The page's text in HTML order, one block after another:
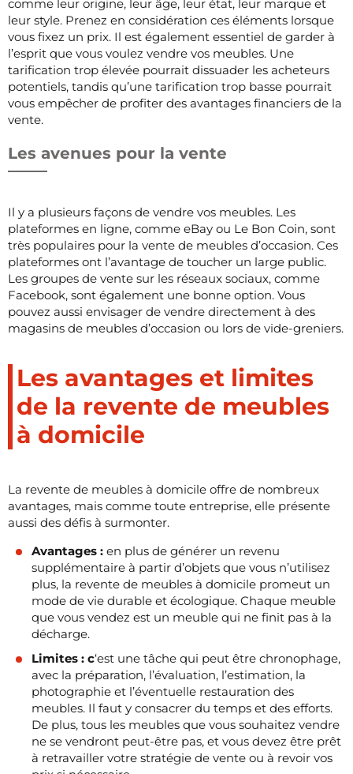
comme leur origine, leur âge, leur état, leur marque et
leur style. Prenez en considération ces éléments lorsque
vous fixez un prix. Il est également essentiel de garder à
l’esprit que vous voulez vendre vos meubles. Une
tarification trop élevée pourrait dissuader les acheteurs
potentiels, tandis qu’une tarification trop basse pourrait
vous empêcher de profiter des avantages financiers de la
vente.
Les avenues pour la vente
Il y a plusieurs façons de vendre vos meubles. Les
plateformes en ligne, comme eBay ou Le Bon Coin, sont
très populaires pour la vente de meubles d’occasion. Ces
plateformes ont l’avantage de toucher un large public.
Les groupes de vente sur les réseaux sociaux, comme
Facebook, sont également une bonne option. Vous
pouvez aussi envisager de vendre directement à des
magasins de meubles d’occasion ou lors de vide-greniers.
Les avantages et limites
de la revente de meubles
à domicile
La revente de meubles à domicile offre de nombreux
avantages, mais comme toute entreprise, elle présente
aussi des défis à surmonter.
Avantages : en plus de générer un revenu
supplémentaire à partir d’objets que vous n’utilisez
plus, la revente de meubles à domicile promeut un
mode de vie durable et écologique. Chaque meuble
que vous vendez est un meuble qui ne finit pas à la
décharge.
Limites : c‘est une tâche qui peut être chronophage,
avec la préparation, l’évaluation, l’estimation, la
photographie et l’éventuelle restauration des
meubles. Il faut y consacrer du temps et des efforts.
De plus, tous les meubles que vous souhaitez vendre
ne se vendront peut-être pas, et vous devez être prêt
à retravailler votre stratégie de vente ou à revoir vos